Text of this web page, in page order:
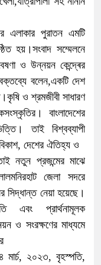
এলাকার পুরাতন এমটি
হয়।সংবাদ সম্মেলনে
ও উন্নয়ন কেন্দ্ৰের
বলেন,একটি দেশ
ও শ্রমজীবী সাধারণ
বাংলাদেশের
তাই বিশ্বব্যাপী
দেশের ঐতিহ্য ও
নতুন প্রজন্মের মাঝে
জেলা সদরে
নেয়া হয়েছে।
এবং প্রার্থনামূলক
ও সংরক্ষণের মাধ্যমে
২০২৩, বৃহস্পতি,